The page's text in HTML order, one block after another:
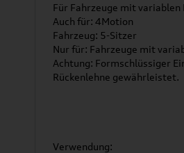
Für Fahrzeuge mit variablen
Auch für: 4Motion
Fahrzeug: 5-Sitzer
Nur für: Fahrzeuge mit
Achtung: Formschlüssiger
Rückenlehne gewährleistet.
Verwendung: